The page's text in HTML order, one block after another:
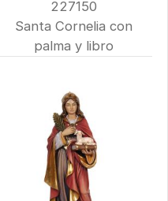
227150
Santa Cornelia con
palma y libro